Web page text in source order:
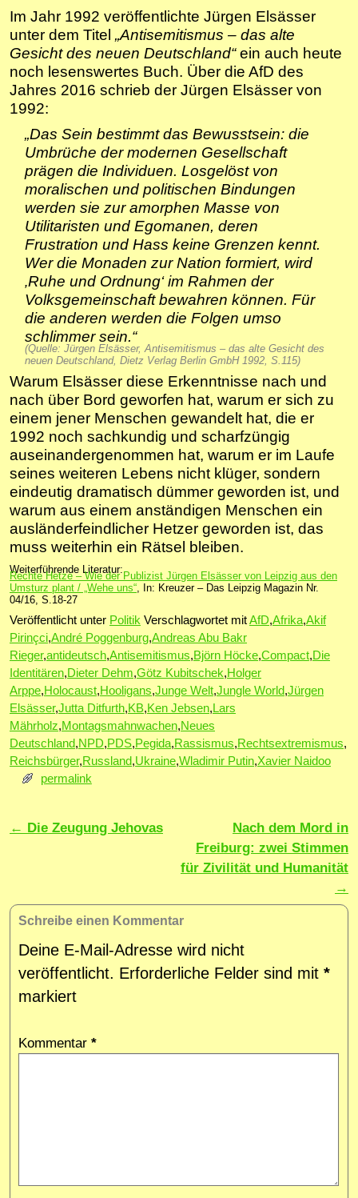
Im Jahr 1992 veröffentlichte Jürgen Elsässer
unter dem Titel „Antisemitismus – das alte
Gesicht des neuen Deutschland“ein auch heute
noch lesenswertes Buch. Über die AfD des
Jahres 2016 schrieb der Jürgen Elsässer von
1992:
„Das Sein bestimmt das Bewusstsein: die
Umbrüche der modernen Gesellschaft
prägen die Individuen. Losgelöst von
moralischen und politischen Bindungen
werden sie zur amorphen Masse von
Utilitaristen und Egomanen, deren
Frustration und Hass keine Grenzen kennt.
Wer die Monaden zur Nation formiert, wird
‚Ruhe und Ordnung‘ im Rahmen der
Volksgemeinschaft bewahren können. Für
die anderen werden die Folgen umso
schlimmer sein.“
(Quelle: Jürgen Elsässer, Antisemitismus – das alte Gesicht des
neuen Deutschland, Dietz Verlag Berlin GmbH 1992, S.115)
Warum Elsässer diese Erkenntnisse nach und
nach über Bord geworfen hat, warum er sich zu
einem jener Menschen gewandelt hat, die er
1992 noch sachkundig und scharfzüngig
auseinandergenommen hat, warum er im Laufe
seines weiteren Lebens nicht klüger, sondern
eindeutig dramatisch dümmer geworden ist, und
warum aus einem anständigen Menschen ein
ausländerfeindlicher Hetzer geworden ist, das
muss weiterhin ein Rätsel bleiben.
Weiterführende Literatur:
Rechte Hetze – Wie der Publizist Jürgen Elsässer von Leipzig aus den
Umsturz plant / „Wehe uns“, In: Kreuzer – Das Leipzig Magazin Nr.
04/16, S.18-27
Veröffentlicht unter Politik Verschlagwortet mitAfD,Afrika,Akif
Pirinçci,André Poggenburg,Andreas Abu Bakr
Rieger,antideutsch,Antisemitismus,Björn Höcke,Compact,Die
Identitären,Dieter Dehm,Götz Kubitschek,Holger
Arppe,Holocaust,Hooligans,Junge Welt,Jungle World,Jürgen
Elsässer,Jutta Ditfurth,KB,Ken Jebsen, Lars
Mährholz,Montagsmahnwachen,Neues
Deutschland,NPD,PDS,Pegida,Rassismus,Rechtsextremismus,
Reichsbürger,Russland,Ukraine,Wladimir Putin,Xavier Naidoo
permalink
Artikelnavigation
← Die Zeugung Jehovas
Nach dem Mord in
Freiburg: zwei Stimmen
für Zivilität und Humanität
→
Schreibe einen Kommentar
Deine E-Mail-Adresse wird nicht
veröffentlicht. Erforderliche Felder sind mit *
markiert
Kommentar *